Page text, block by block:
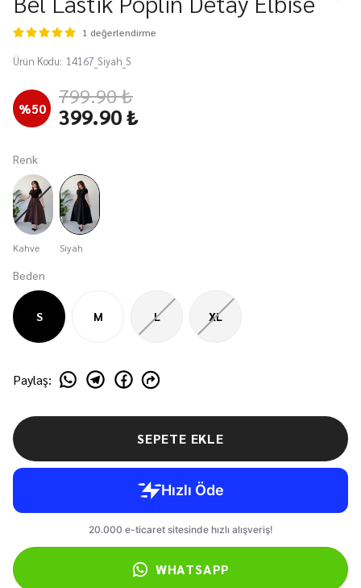
1 değerlendirme
Ürün Kodu: 14167_Siyah_S
%50 799.90 ₺
399.90 ₺
Renk
Kahve Siyah
Beden
S M L XL
Paylaş:
SEPETE EKLE
WHATSAPP